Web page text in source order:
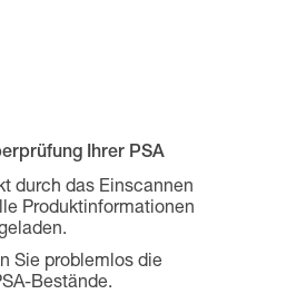
Ihrer PSA
durch das Einscannen
Produktinformationen
Sie problemlos die
Bestände.